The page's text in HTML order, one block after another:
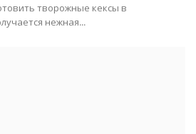
творожные кексы в
нежная...